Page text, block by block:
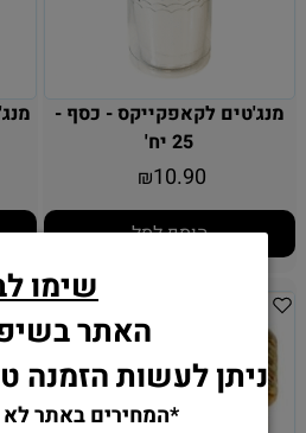
מנג'טים לקאפקייקס - כסף -
25 יח'
₪10.90
הוסף לסל
שימו
האתר
ניתן לעשות הזמנה
*המחירים באתר לא